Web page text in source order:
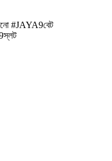
#JAYA9বেট